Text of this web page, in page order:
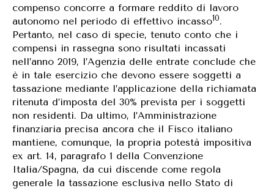
compenso concorre a formare reddito di lavoro
autonomo nel periodo di effettivo incasso10.
Pertanto, nel caso di specie, tenuto conto che i
compensi in rassegna sono risultati incassati
nell’anno 2019, l’Agenzia delle entrate conclude che
è in tale esercizio che devono essere soggetti a
tassazione mediante l’applicazione della richiamata
ritenuta d’imposta del 30% prevista per i soggetti
non residenti. Da ultimo, l’Amministrazione
finanziaria precisa ancora che il Fisco italiano
mantiene, comunque, la propria potestà impositiva
ex art. 14, paragrafo 1 della Convenzione
Italia/Spagna, da cui discende come regola
generale la tassazione esclusiva nello Stato di